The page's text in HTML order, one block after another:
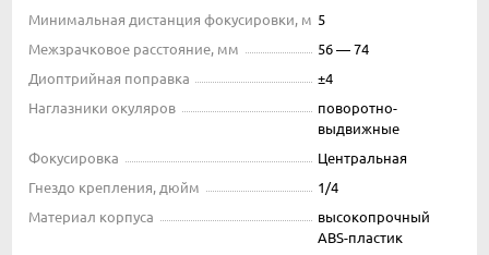
Минимальная дистанция фокусировки, м 5
Межзрачковое расстояние, мм
56 — 74
Диоптрийная поправка
±4
Наглазники окуляров
поворотно-
выдвижные
Фокусировка
Центральная
Гнездо крепления, дюйм
1/4
Материал корпуса
высокопрочный
ABS-пластик